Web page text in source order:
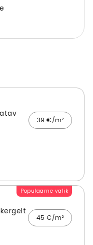
39 €/m²
Populaarne valik
45 €/m²